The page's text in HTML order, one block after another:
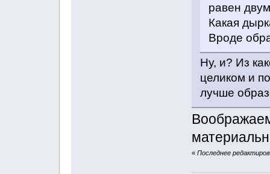
равен
Какая
Вроде
Ну, и? Из
целиком и
лучше
« Последнее